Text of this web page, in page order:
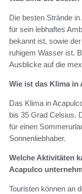
Die besten Strände
für sein lebhaftes
bekannt ist, sowie
ruhigem Wasser ist.
Ausblicke auf die
Wie ist das Klima in
Das Klima in
bis 35 Grad Celsius.
für einen
Sonnenliebhaber.
Welche Aktivitäten
Acapulco
Touristen können an